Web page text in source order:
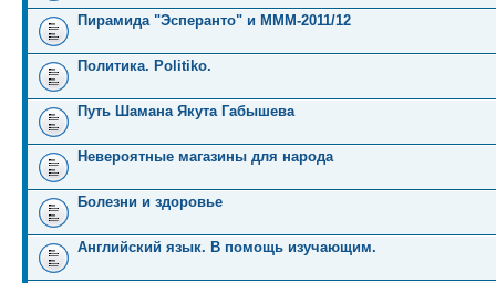
Пирамида "Эсперанто" и MMM-2011/12
Политика. Politiko.
Путь Шамана Якута Габышева
Невероятные магазины для народа
Болезни и здоровье
Английский язык. В помощь изучающим.